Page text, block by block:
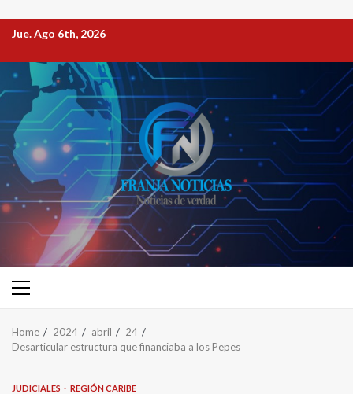
Jue. Ago 6th, 2026
Home 2024 abril
24
Desarticular estructura que financiaba a los Pepes
JUDICIALES REGIÓN CARIBE